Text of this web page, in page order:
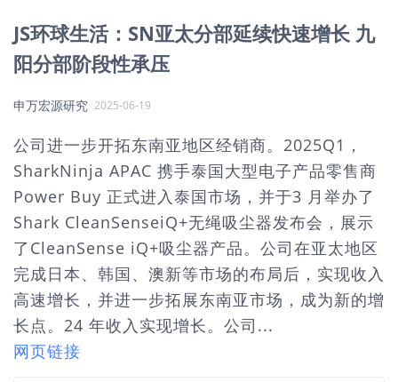
JS环球生活：SN亚太分部延续快速增长 九
阳分部阶段性承压
申万宏源研究 2025-06-19
公司进一步开拓东南亚地区经销商。2025Q1，
SharkNinja APAC 携手泰国大型电子产品零售商
Power Buy 正式进入泰国市场，并于3 月举办了
Shark CleanSenseiQ+无绳吸尘器发布会，展示
了CleanSense iQ+吸尘器产品。公司在亚太地区
完成日本、韩国、澳新等市场的布局后，实现收入
高速增长，并进一步拓展东南亚市场，成为新的增
长点。24 年收入实现增长。公司...
网页链接